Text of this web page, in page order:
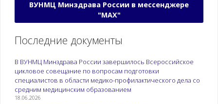
ВУНМЦ Минздрава России в мессенджере
"МАХ"
Последние документы
В ВУНМЦ Минздрава России завершилось Всероссийское
цикловое совещание по вопросам подготовки
специалистов в области медико-профилактического дела со
средним медицинским образованием
18.06.2026